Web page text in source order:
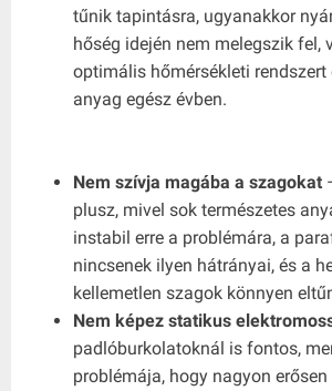
tűnik tapintásra, ugyanakkor
hőség idején nem melegszik fel,
optimális hőmérsékleti rendszert
anyag egész évben.
Nem szívja magába a szagokat
plusz, mivel sok természetes
instabil erre a problémára, a
nincsenek ilyen hátrányai, és a
kellemetlen szagok könnyen
Nem képez statikus
padlóburkolatoknál is fontos,
problémája, hogy nagyon